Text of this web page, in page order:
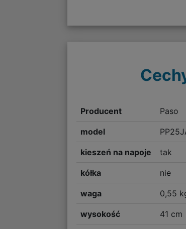
Producent Paso
model
kieszeń na napoje tak
kółka nie
waga 0,55
wysokość 41 cm